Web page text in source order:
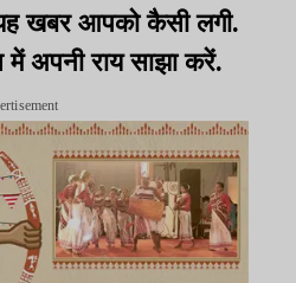
खबर आपको कैसी लगी.
अपनी राय साझा करें.